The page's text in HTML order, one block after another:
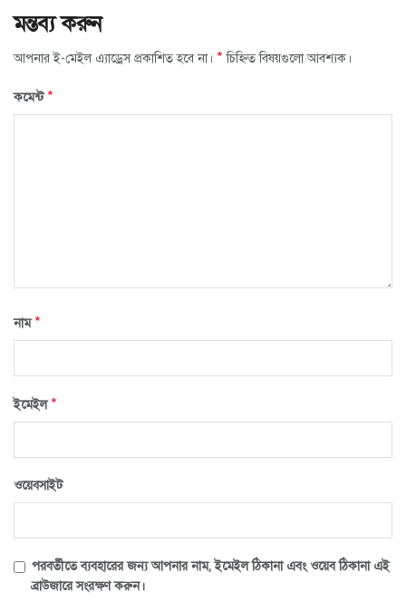
মন্তব্য করুন
আপনার ই-মেইল এ্যাড্রেস প্রকাশিত হবে না। * চিহ্নিত বিষয়গুলো আবশ্যক।
কমেন্ট*
নাম*
ইমেইল*
ওয়েবসাইট
পরবর্তীতে ব্যবহারের জন্য আপনার নাম, ইমেইল ঠিকানা এবং ওয়েব ঠিকানা এই
ব্রাউজারে সংরক্ষণ করুন।